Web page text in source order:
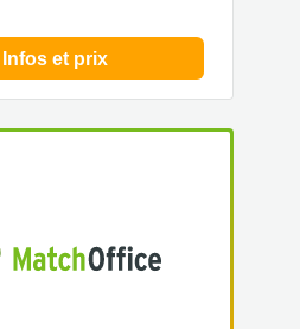
Infos et prix